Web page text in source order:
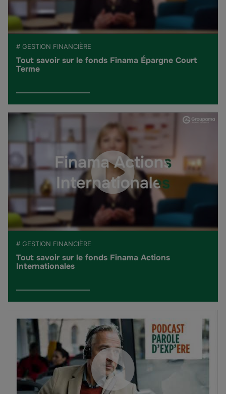
# GESTION FINANCIÈRE
Tout savoir sur le fonds Finama Épargne Court
Terme
# GESTION FINANCIÈRE
Tout savoir sur le fonds Finama Actions
Internationales